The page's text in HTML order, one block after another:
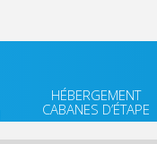
HÉBERGEMENT
CABANES D’ÉTAPE